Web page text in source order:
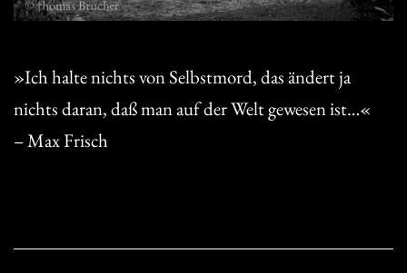
»Ich halte nichts von Selbstmord, das ändert ja
nichts daran, daß man auf der Welt gewesen ist…«
– Max Frisch